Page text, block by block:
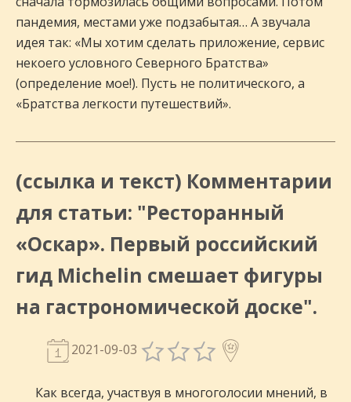
пандемия, местами уже подзабытая… А звучала
идея так: «Мы хотим сделать приложение, сервис
некоего условного Северного Братства»
(определение мое!). Пусть не политического, а
«Братства легкости путешествий».
(ссылка и текст) Комментарии
для статьи: "Ресторанный
«Оскар». Первый российский
гид Michelin смешает фигуры
на гастрономической доске".
2021-09-03
Как всегда, участвуя в многоголосии мнений, в